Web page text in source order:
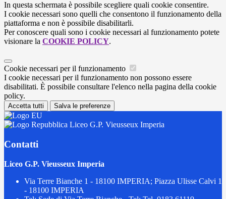
In questa schermata è possibile scegliere quali cookie consentire.
I cookie necessari sono quelli che consentono il funzionamento della
piattaforma e non è possibile disabilitarli.
Per conoscere quali sono i cookie necessari al funzionamento potete
visionare la COOKIE POLICY.
Cookie necessari per il funzionamento
I cookie necessari per il funzionamento non possono essere
disabilitati. È possibile consultare l'elenco nella pagina della cookie
policy.
Accetta tutti Salva le preferenze
Liceo G.P. Vieusseux Imperia
Contatti
Liceo G.P. Vieusseux Imperia
Via Terre Bianche 1 - 18100 IMPERIA; Piazza Ulisse Calvi 1
- 18100 IMPERIA